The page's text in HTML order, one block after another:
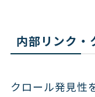
内部リンク・
クロール発見性